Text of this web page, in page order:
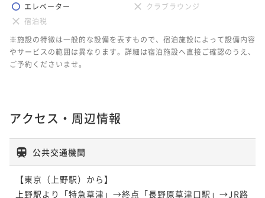
エレベーター
クラブラウンジ
宿泊税
※施設の特徴は一般的な設備を表すもので、宿泊施設によって設備内容
やサービスの範囲は異なります。詳細は宿泊施設へ直接ご確認のうえ、
ご予約くださいませ。
アクセス・周辺情報
公共交通機関
【東京（上野駅）から】
上野駅より「特急草津」→終点「長野原草津口駅」→JR路